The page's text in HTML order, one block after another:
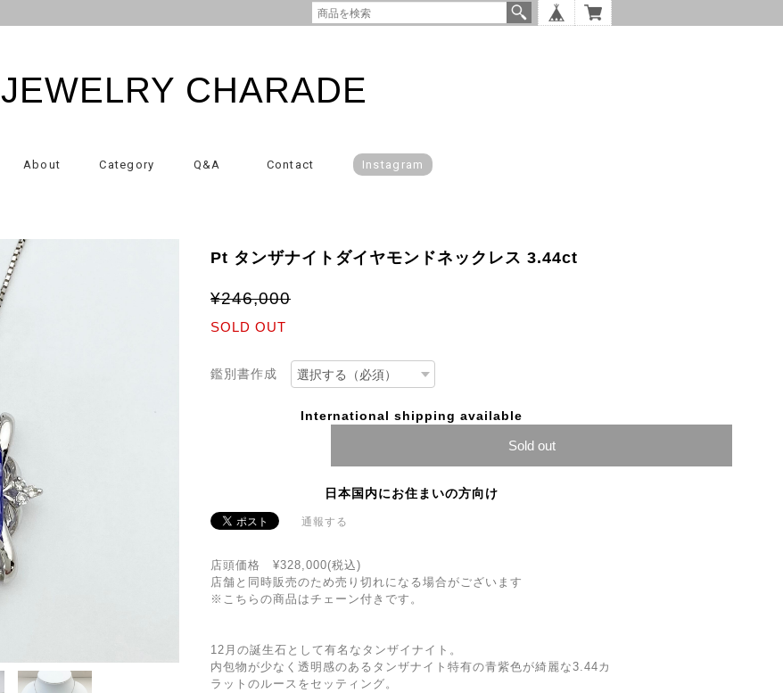
JEWELRY CHARADE
About Category Q&A Contact Instagram
Pt タンザナイトダイヤモンドネックレス 3.44ct
¥246,000
SOLD OUT
鑑別書作成
International shipping available
Sold out
日本国内にお住まいの方向け
通報する
店頭価格 ¥328,000(税込)
店舗と同時販売のため売り切れになる場合がございます
※こちらの商品はチェーン付きです。
12月の誕生石として有名なタンザイナイト。
内包物が少なく透明感のあるタンザナイト特有の青紫色が綺麗な3.44カ
ラットのルースをセッティング。